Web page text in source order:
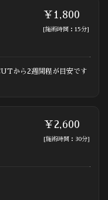
￥1,800
[施術時間：15分]
から2週間程が目安です
￥2,600
[施術時間：30分]